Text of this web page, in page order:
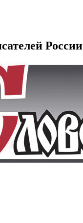
России